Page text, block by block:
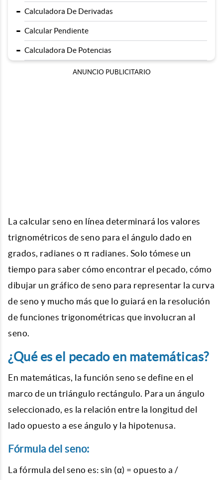
- Calculadora De Derivadas
- Calcular Pendiente
- Calculadora De Potencias
ANUNCIO PUBLICITARIO
La calcular seno en línea determinará los valores
trignométricos de seno para el ángulo dado en
grados, radianes o π radianes. Solo tómese un
tiempo para saber cómo encontrar el pecado, cómo
dibujar un gráfico de seno para representar la curva
de seno y mucho más que lo guiará en la resolución
de funciones trigonométricas que involucran al
seno.
¿Qué es el pecado en matemáticas?
En matemáticas, la función seno se define en el
marco de un triángulo rectángulo. Para un ángulo
seleccionado, es la relación entre la longitud del
lado opuesto a ese ángulo y la hipotenusa.
Fórmula del seno:
La fórmula del seno es: sin (α) = opuesto a /